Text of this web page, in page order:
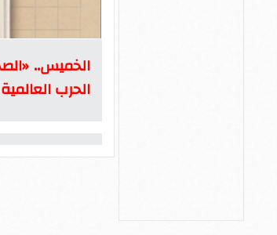
الخميس..
الحرب